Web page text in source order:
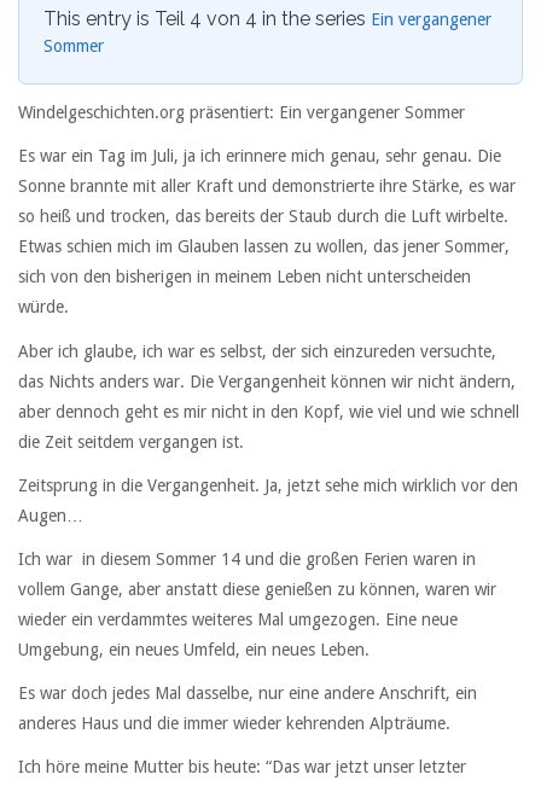
This entry is Teil 4 von 4 in the series Ein vergangener
Sommer
Windelgeschichten.org präsentiert: Ein vergangener Sommer
Es war ein Tag im Juli, ja ich erinnere mich genau, sehr genau. Die
Sonne brannte mit aller Kraft und demonstrierte ihre Stärke, es war
so heiß und trocken, das bereits der Staub durch die Luft wirbelte.
Etwas schien mich im Glauben lassen zu wollen, das jener Sommer,
sich von den bisherigen in meinem Leben nicht unterscheiden
würde.
Aber ich glaube, ich war es selbst, der sich einzureden versuchte,
das Nichts anders war. Die Vergangenheit können wir nicht ändern,
aber dennoch geht es mir nicht in den Kopf, wie viel und wie schnell
die Zeit seitdem vergangen ist.
Zeitsprung in die Vergangenheit. Ja, jetzt sehe mich wirklich vor den
Augen…
Ich war in diesem Sommer 14 und die großen Ferien waren in
vollem Gange, aber anstatt diese genießen zu können, waren wir
wieder ein verdammtes weiteres Mal umgezogen. Eine neue
Umgebung, ein neues Umfeld, ein neues Leben.
Es war doch jedes Mal dasselbe, nur eine andere Anschrift, ein
anderes Haus und die immer wieder kehrenden Alpträume.
Ich höre meine Mutter bis heute: “Das war jetzt unser letzter